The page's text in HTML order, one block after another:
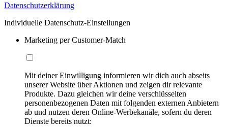
Datenschutzerklärung
Individuelle Datenschutz-Einstellungen
Marketing per Customer-Match
Mit deiner Einwilligung informieren wir dich auch abseits
unserer Website über Aktionen und zeigen dir relevante
Produkte. Dazu gleichen wir deine verschlüsselten
personenbezogenen Daten mit folgenden externen Anbietern
ab und nutzen deren Online-Werbekanäle, sofern du deren
Dienste bereits nutzt: